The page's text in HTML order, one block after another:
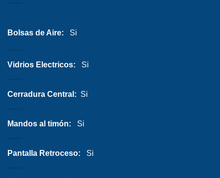
Bolsas de Aire: Si
Vidrios Electricos: Si
Cerradura Central: Si
Mandos al timón: Si
Pantalla Retroceso: Si